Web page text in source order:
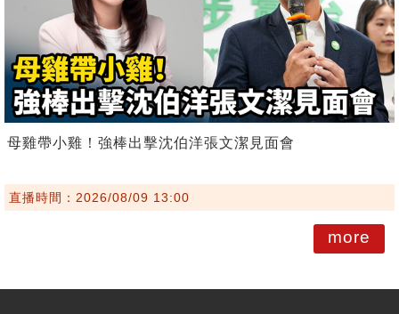
母雞帶小雞！強棒出擊沈伯洋張文潔見面會
直播時間：2026/08/09 13:00
more